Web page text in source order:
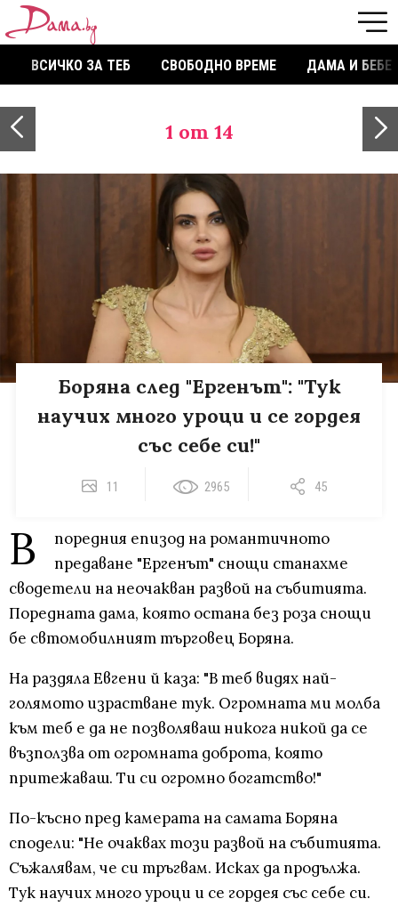
ВСИЧКО ЗА ТЕБ СВОБОДНО ВРЕМЕ ДАМА И БЕБЕ
1 от 14
Боряна след "Ергенът": "Тук
научих много уроци и се гордея
със себе си!"
11 2965 45
В
поредния епизод на романтичното
предаване "Ергенът" снощи станахме
сводетели на неочакван развой на събитията.
Поредната дама, която остана без роза снощи
бе свтомобилният търговец Боряна.
На раздяла Евгени й каза: "В теб видях най-
голямото израстване тук. Огромната ми молба
към теб е да не позволяваш никога никой да се
възползва от огромната доброта, която
притежаваш. Ти си огромно богатство!"
По-късно пред камерата на самата Боряна
сподели: "Не очаквах този развой на събитията.
Съжалявам, че си тръгвам. Исках да продължа.
Тук научих много уроци и се гордея със себе си.